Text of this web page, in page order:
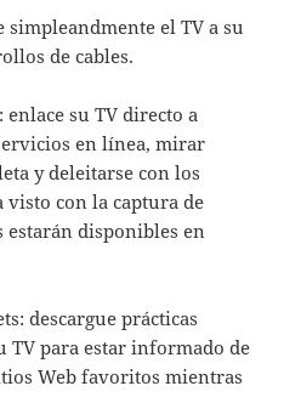
el TV a su
de cables.
su TV directo a
en línea, mirar
y deleitarse con los
visto con la captura de
disponibles en
descargue prácticas
TV para estar informado de
Web favoritos mientras